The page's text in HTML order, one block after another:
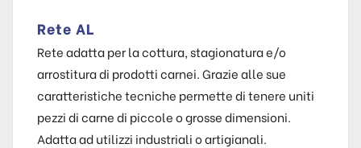
Rete AL
Rete adatta per la cottura, stagionatura e/o
arrostitura di prodotti carnei. Grazie alle sue
caratteristiche tecniche permette di tenere uniti
pezzi di carne di piccole o grosse dimensioni.
Adatta ad utilizzi industriali o artigianali.